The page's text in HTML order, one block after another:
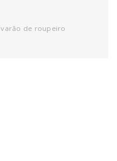
varão de roupeiro